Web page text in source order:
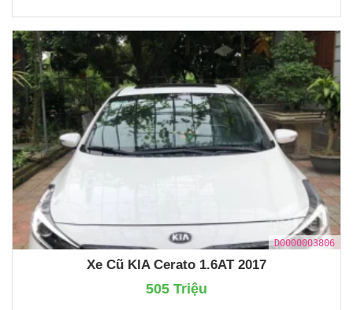
D0000003806
Xe Cũ KIA Cerato 1.6AT 2017
505 Triệu